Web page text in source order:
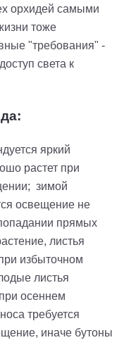
орхидей самыми
тоже
"требования" -
света к
яркий
растет при
зимой
освещение не
прямых
листья
избыточном
листья
осеннем
требуется
иначе бутоны